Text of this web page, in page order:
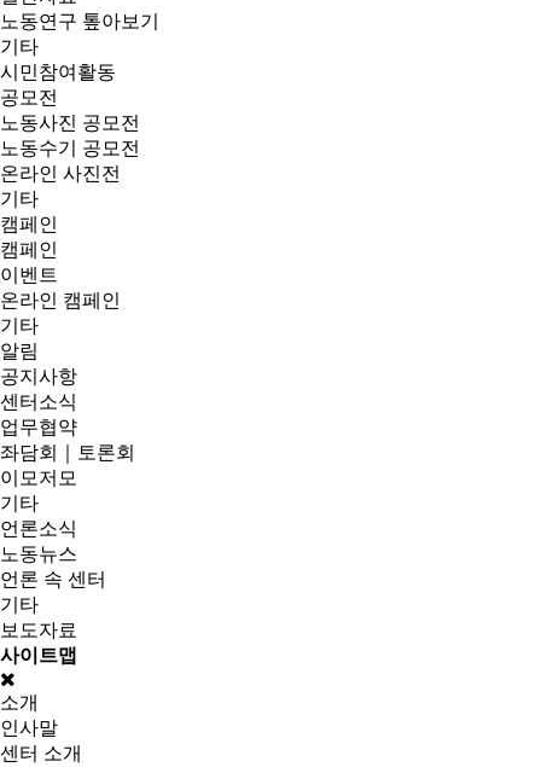
노동연구 톺아보기
기타
시민참여활동
공모전
노동사진 공모전
노동수기 공모전
온라인 사진전
기타
캠페인
캠페인
이벤트
온라인 캠페인
기타
알림
공지사항
센터소식
업무협약
좌담회｜토론회
이모저모
기타
언론소식
노동뉴스
언론 속 센터
기타
보도자료
사이트맵
소개
인사말
센터 소개